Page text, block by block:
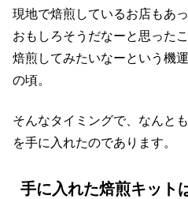
現地で焙煎しているお店もあ
おもしろそうだなーと思った
焙煎してみたいなーという機
の頃。
そんなタイミングで、なんと
を手に入れたのであります。
手に入れた焙煎キット